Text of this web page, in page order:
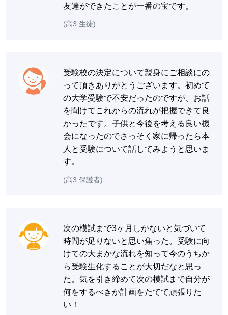
友達ができたことが一番の宝です。
(高3 生徒)
受験校の決定について親身にご相談にの
って頂きありがとうございます。初めて
の大学受験で不安だったのですが、お話
を聞けてこれからの流れが把握できて良
かったです。子供と今後を考える良い機
会になったのでさっそく家に帰ったら本
人と受験について話してみようと思いま
す。
(高3 保護者)
次の模試まで3ヶ月しかないと気づいて
時間が足りないと思い焦った。受験に向
けての大まかな流れを知って今のうちか
ら受験生化することが大切だなと思っ
た。気を引き締めて次の模試まで自分が
何をするべきか計画をたてて頑張りた
い！